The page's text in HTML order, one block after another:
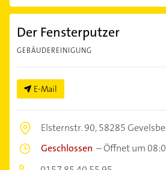
Der Fensterputzer
GEBÄUDEREINIGUNG
E-Mail
Elsternstr. 90,58285
Geschlossen –Öffnet um